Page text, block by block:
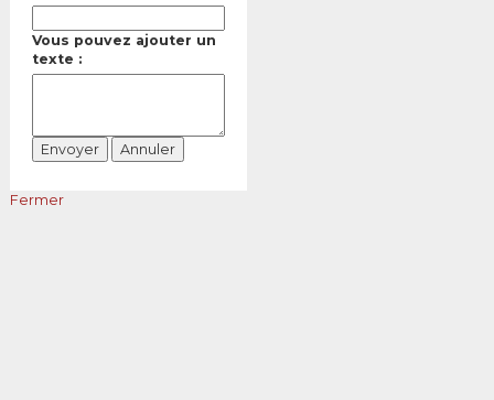
Vous pouvez ajouter un
texte :
Fermer